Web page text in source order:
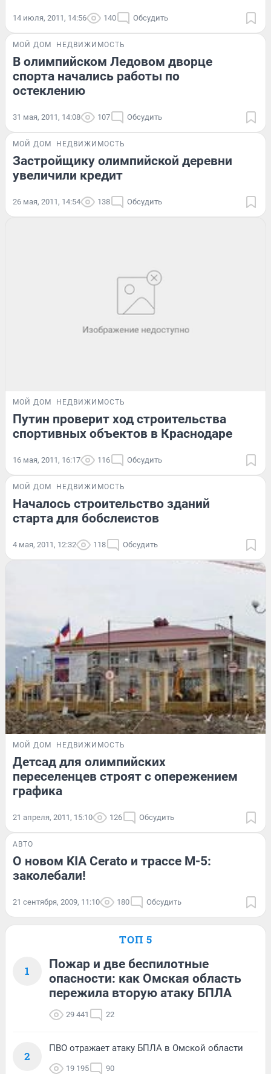
14 июля, 2011, 14:56 140 Обсудить
МОЙ ДОМ НЕДВИЖИМОСТЬ
В олимпийском Ледовом дворце
спорта начались работы по
остеклению
31 мая, 2011, 14:08 107 Обсудить
МОЙ ДОМ НЕДВИЖИМОСТЬ
Застройщику олимпийской деревни
увеличили кредит
26 мая, 2011, 14:54 138 Обсудить
МОЙ ДОМ НЕДВИЖИМОСТЬ
Путин проверит ход строительства
спортивных объектов в Краснодаре
16 мая, 2011, 16:17 116 Обсудить
МОЙ ДОМ НЕДВИЖИМОСТЬ
Началось строительство зданий
старта для бобслеистов
4 мая, 2011, 12:32 118 Обсудить
МОЙ ДОМ НЕДВИЖИМОСТЬ
Детсад для олимпийских
переселенцев строят с опережением
графика
21 апреля, 2011, 15:10 126 Обсудить
АВТО
О новом KIA Cerato и трассе М-5:
заколебали!
21 сентября, 2009, 11:10 180 Обсудить
ТОП 5
1
Пожар и две беспилотные
опасности: как Омская область
пережила вторую атаку БПЛА
29 441 22
2
ПВО отражает атаку БПЛА в Омской области
19 195 90